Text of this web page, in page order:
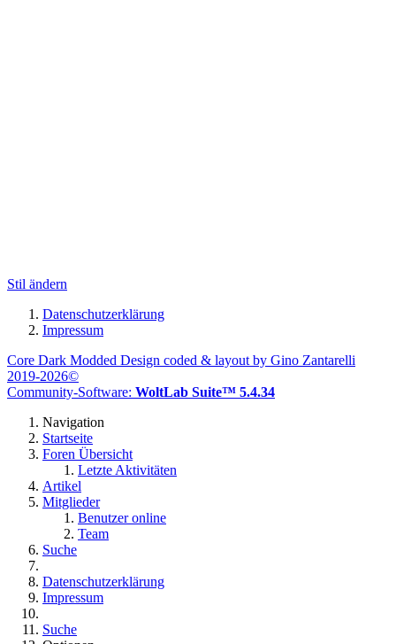
Stil ändern
Datenschutzerklärung
Impressum
Core Dark Modded Design coded & layout by Gino Zantarelli
2019-2026©
Community-Software: WoltLab Suite™ 5.4.34
Navigation
Startseite
Foren Übersicht
Letzte Aktivitäten
Artikel
Mitglieder
Benutzer online
Team
Suche
Datenschutzerklärung
Impressum
Suche